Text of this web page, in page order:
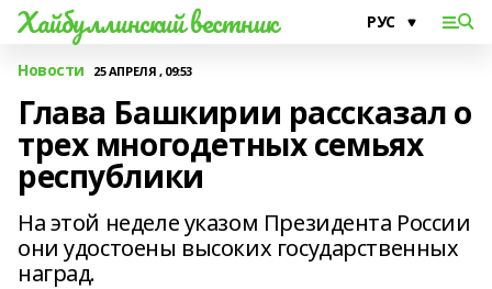
Хайбуллинский вестник
Новости 25 АПРЕЛЯ , 09:53
Глава Башкирии рассказал о
трех многодетных семьях
республики
На этой неделе указом Президента России
они удостоены высоких государственных
наград.